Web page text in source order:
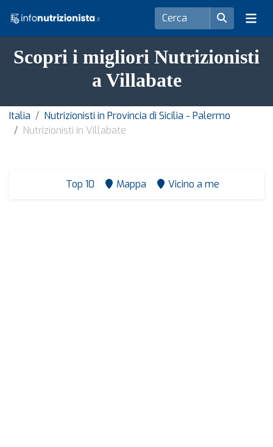
Scopri i migliori Nutrizionisti
a Villabate
Italia
Nutrizionisti in Provincia di Sicilia - Palermo
Nutrizionisti in Villabate
Top 10 Mappa Vicino a me